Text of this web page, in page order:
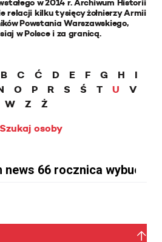
w 2014 r. Archiwum Historii
relacji kilku tysięcy żołnierzy Armii
Powstania Warszawskiego,
w Polsce i za granicą.
B C Ć D E F G H
I
O P R S Ś T U
V
W
Z
Ż
Szukaj osoby